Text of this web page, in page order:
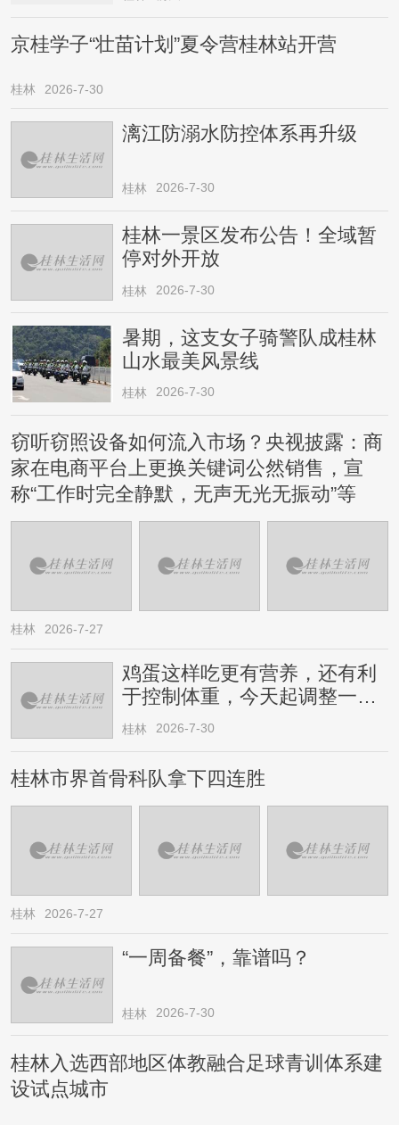
京桂学子“壮苗计划”夏令营桂林站开营
桂林 2026-7-30
漓江防溺水防控体系再升级
桂林 2026-7-30
桂林一景区发布公告！全域暂
停对外开放
桂林 2026-7-30
暑期，这支女子骑警队成桂林
山水最美风景线
桂林 2026-7-30
窃听窃照设备如何流入市场？央视披露：商
家在电商平台上更换关键词公然销售，宣
称“工作时完全静默，无声无光无振动”等
桂林 2026-7-27
鸡蛋这样吃更有营养，还有利
于控制体重，今天起调整一下
→
桂林 2026-7-30
桂林市界首骨科队拿下四连胜
桂林 2026-7-27
“一周备餐”，靠谱吗？
桂林 2026-7-30
桂林入选西部地区体教融合足球青训体系建
设试点城市